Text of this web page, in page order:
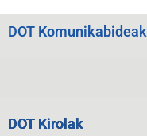
DOT Komunikabideak
DOT Kirolak